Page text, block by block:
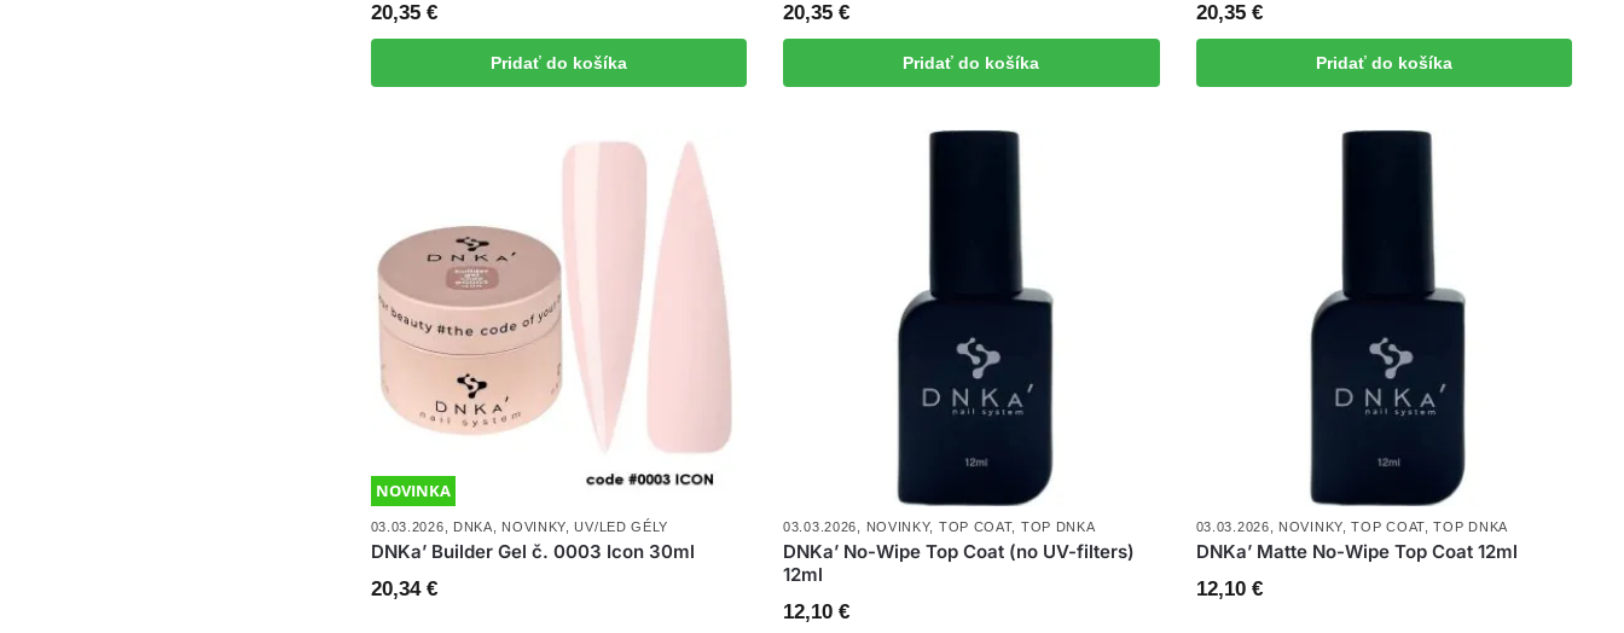
20,35 €
Pridať do košíka
20,35€
Pridať do košíka
20,35 €
Pridať do košíka
NOVINKA
03.03.2026 DNKA NOVINKY ,UV/LED GÉLY
DNKa’ Builder Gel č. 0003 Icon 30ml
20,34 €
03.03.2026 NOVINKY, TOP COAT, TOP DNKA
DNKa’ No-Wipe Top Coat (no UV-filters)
12ml
12,10€
03.03.2026 NOVINKY,TOP COAT ,TOP DNKA
DNKa’ Matte No-Wipe Top Coat 12ml
12,10 €